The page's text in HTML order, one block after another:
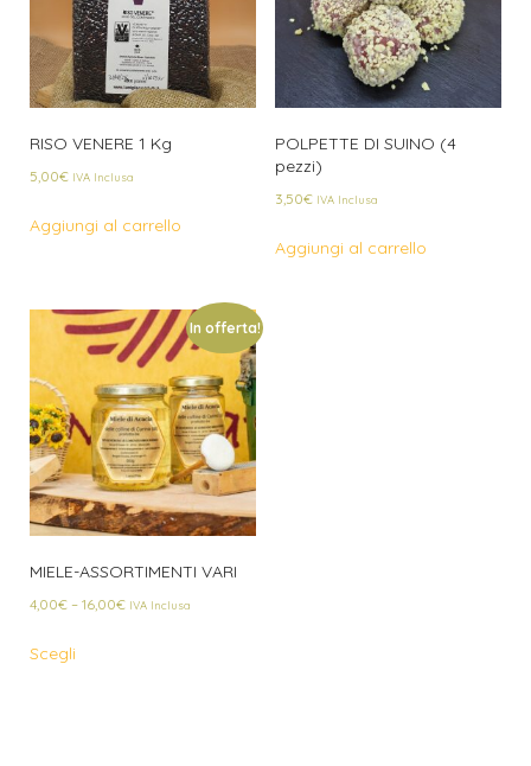
RISO VENERE 1 Kg
5,00€ IVA Inclusa
Aggiungi al carrello
POLPETTE DI SUINO (4
pezzi)
3,50€ IVA Inclusa
Aggiungi al carrello
In offerta!
MIELE-ASSORTIMENTI VARI
4,00€ – 16,00€ IVA Inclusa
Scegli